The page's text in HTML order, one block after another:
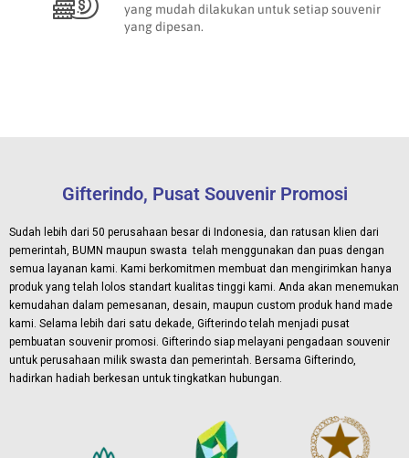
yang mudah dilakukan untuk setiap souvenir
yang dipesan.
Gifterindo, Pusat Souvenir Promosi
Sudah lebih dari 50 perusahaan besar di Indonesia, dan ratusan klien dari
pemerintah, BUMN maupun swasta telah menggunakan dan puas dengan
semua layanan kami. Kami berkomitmen membuat dan mengirimkan hanya
produk yang telah lolos standart kualitas tinggi kami. Anda akan menemukan
kemudahan dalam pemesanan, desain, maupun custom produk hand made
kami. Selama lebih dari satu dekade, Gifterindo telah menjadi pusat
pembuatan souvenir promosi. Gifterindo siap melayani pengadaan souvenir
untuk perusahaan milik swasta dan pemerintah. Bersama Gifterindo,
hadirkan hadiah berkesan untuk tingkatkan hubungan.